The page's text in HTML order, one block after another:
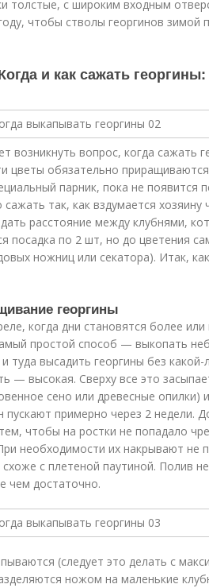
толстые, с широким входным
чтобы стволы георгинов зимой
и как сажать
возникнуть вопрос, когда сажать
цветы обязательно
парник, пока не появится
так, как вздумается хозяину
расстояние между клубнями,
посадка по 2 шт, но до цветения
ножниц или секатора). Итак,
георгины
когда дни становятся более
простой способ — выкопать
высадить георгины без какой-
— высокая. Сверху все это
сено или древесные опилки)
пускают примерно через 2 недели.
чтобы на ростки не попадало
необходимости их накрывают не
с плетеной паутиной. Полив
чем достаточно.
(следует это делать с
ножом на маленькие